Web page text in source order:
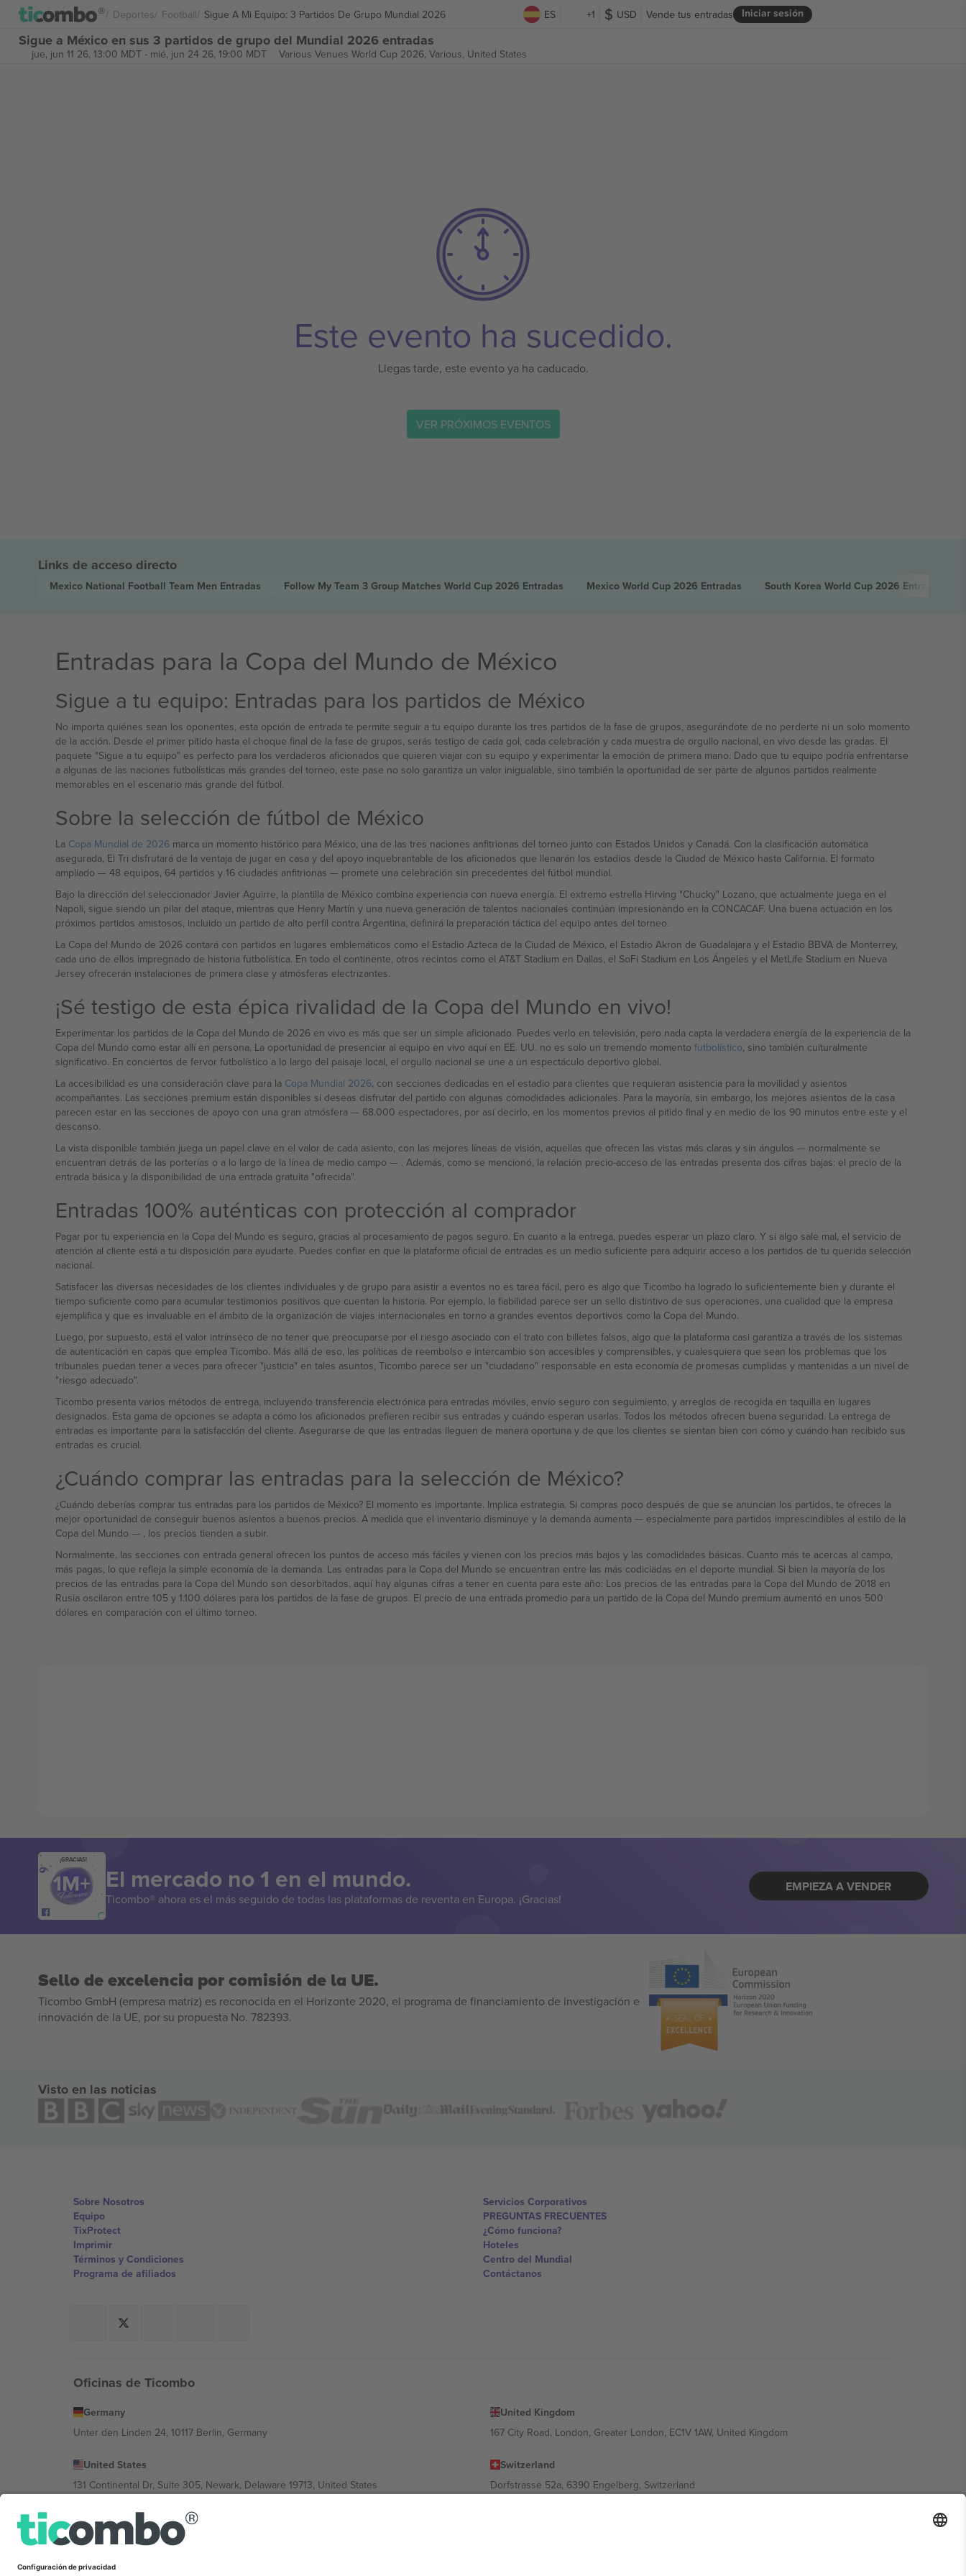
Deportes Football Sigue A Mi Equipo: 3 Partidos De Grupo Mundial 2026 ES +1 USD Iniciar sesión
Vende tus entradas
Sigue a México en sus 3 partidos de grupo del Mundial 2026 entradas
jue, jun 11 26, 13:00 MDT- mié, jun 24 26, 19:00 MDT Various Venues World Cup 2026, Various, United States
Este evento ha sucedido.
Llegas tarde, este evento ya ha caducado.
VER PRÓXIMOS EVENTOS
Links de acceso directo
Mexico National Football Team Men Entradas Follow My Team 3 Group Matches World Cup 2026 Entradas Mexico World Cup 2026 Entradas South Korea World Cup 2026 Entradas
Entradas para la Copa del Mundo de México
Sigue a tu equipo: Entradas para los partidos de México
No importa quiénes sean los oponentes, esta opción de entrada te permite seguir a tu equipo durante los tres partidos de la fase de grupos, asegurándote de no perderte ni un solo momento
de la acción. Desde el primer pitido hasta el choque final de la fase de grupos, serás testigo de cada gol, cada celebración y cada muestra de orgullo nacional, en vivo desde las gradas. El
paquete "Sigue a tu equipo" es perfecto para los verdaderos aficionados que quieren viajar con su equipo y experimentar la emoción de primera mano. Dado que tu equipo podría enfrentarse
a algunas de las naciones futbolísticas más grandes del torneo, este pase no solo garantiza un valor inigualable, sino también la oportunidad de ser parte de algunos partidos realmente
memorables en el escenario más grande del fútbol.
Sobre la selección de fútbol de México
La Copa Mundial de 2026marca un momento histórico para México, una de las tres naciones anfitrionas del torneo junto con Estados Unidos y Canadá. Con la clasificación automática
asegurada, El Tri disfrutará de la ventaja de jugar en casa y del apoyo inquebrantable de los aficionados que llenarán los estadios desde la Ciudad de México hasta California. El formato
ampliado — 48 equipos, 64 partidos y 16 ciudades anfitrionas — promete una celebración sin precedentes del fútbol mundial.
Bajo la dirección del seleccionador Javier Aguirre, la plantilla de México combina experiencia con nueva energía. El extremo estrella Hirving "Chucky" Lozano, que actualmente juega en el
Napoli, sigue siendo un pilar del ataque, mientras que Henry Martín y una nueva generación de talentos nacionales continúan impresionando en la CONCACAF. Una buena actuación en los
próximos partidos amistosos, incluido un partido de alto perfil contra Argentina, definirá la preparación táctica del equipo antes del torneo.
La Copa del Mundo de 2026 contará con partidos en lugares emblemáticos como el Estadio Azteca de la Ciudad de México, el Estadio Akron de Guadalajara y el Estadio BBVA de Monterrey,
cada uno de ellos impregnado de historia futbolística. En todo el continente, otros recintos como el AT&T Stadium en Dallas, el SoFi Stadium en Los Ángeles y el MetLife Stadium en Nueva
Jersey ofrecerán instalaciones de primera clase y atmósferas electrizantes.
¡Sé testigo de esta épica rivalidad de la Copa del Mundo en vivo!
Experimentar los partidos de la Copa del Mundo de 2026 en vivo es más que ser un simple aficionado. Puedes verlo en televisión, pero nada capta la verdadera energía de la experiencia de la
Copa del Mundo como estar allí en persona. La oportunidad de presenciar al equipo en vivo aquí en EE. UU. no es solo un tremendo momento futbolístico, sino también culturalmente
significativo. En conciertos de fervor futbolístico a lo largo del paisaje local, el orgullo nacional se une a un espectáculo deportivo global.
La accesibilidad es una consideración clave para la Copa Mundial 2026, con secciones dedicadas en el estadio para clientes que requieran asistencia para la movilidad y asientos
acompañantes. Las secciones premium están disponibles si deseas disfrutar del partido con algunas comodidades adicionales. Para la mayoría, sin embargo, los mejores asientos de la casa
parecen estar en las secciones de apoyo con una gran atmósfera — 68.000 espectadores, por así decirlo, en los momentos previos al pitido final y en medio de los 90 minutos entre este y el
descanso.
La vista disponible también juega un papel clave en el valor de cada asiento, con las mejores líneas de visión, aquellas que ofrecen las vistas más claras y sin ángulos — normalmente se
encuentran detrás de las porterías o a lo largo de la línea de medio campo — . Además, como se mencionó, la relación precio-acceso de las entradas presenta dos cifras bajas: el precio de la
entrada básica y la disponibilidad de una entrada gratuita "ofrecida".
Entradas 100% auténticas con protección al comprador
Pagar por tu experiencia en la Copa del Mundo es seguro, gracias al procesamiento de pagos seguro. En cuanto a la entrega, puedes esperar un plazo claro. Y si algo sale mal, el servicio de
atención al cliente está a tu disposición para ayudarte. Puedes confiar en que la plataforma oficial de entradas es un medio suficiente para adquirir acceso a los partidos de tu querida selección
nacional.
Satisfacer las diversas necesidades de los clientes individuales y de grupo para asistir a eventos no es tarea fácil, pero es algo que Ticombo ha logrado lo suficientemente bien y durante el
tiempo suficiente como para acumular testimonios positivos que cuentan la historia. Por ejemplo, la fiabilidad parece ser un sello distintivo de sus operaciones, una cualidad que la empresa
ejemplifica y que es invaluable en el ámbito de la organización de viajes internacionales en torno a grandes eventos deportivos como la Copa del Mundo.
Luego, por supuesto, está el valor intrínseco de no tener que preocuparse por el riesgo asociado con el trato con billetes falsos, algo que la plataforma casi garantiza a través de los sistemas
de autenticación en capas que emplea Ticombo. Más allá de eso, las políticas de reembolso e intercambio son accesibles y comprensibles, y cualesquiera que sean los problemas que los
tribunales puedan tener a veces para ofrecer "justicia" en tales asuntos, Ticombo parece ser un "ciudadano" responsable en esta economía de promesas cumplidas y mantenidas a un nivel de
"riesgo adecuado".
Ticombo presenta varios métodos de entrega, incluyendo transferencia electrónica para entradas móviles, envío seguro con seguimiento, y arreglos de recogida en taquilla en lugares
designados. Esta gama de opciones se adapta a cómo los aficionados prefieren recibir sus entradas y cuándo esperan usarlas. Todos los métodos ofrecen buena seguridad. La entrega de
entradas es importante para la satisfacción del cliente. Asegurarse de que las entradas lleguen de manera oportuna y de que los clientes se sientan bien con cómo y cuándo han recibido sus
entradas es crucial.
¿Cuándo comprar las entradas para la selección de México?
¿Cuándo deberías comprar tus entradas para los partidos de México? El momento es importante. Implica estrategia. Si compras poco después de que se anuncian los partidos, te ofreces la
mejor oportunidad de conseguir buenos asientos a buenos precios. A medida que el inventario disminuye y la demanda aumenta — especialmente para partidos imprescindibles al estilo de la
Copa del Mundo — , los precios tienden a subir.
Normalmente, las secciones con entrada general ofrecen los puntos de acceso más fáciles y vienen con los precios más bajos y las comodidades básicas. Cuanto más te acercas al campo,
más pagas, lo que refleja la simple economía de la demanda. Las entradas para la Copa del Mundo se encuentran entre las más codiciadas en el deporte mundial. Si bien la mayoría de los
precios de las entradas para la Copa del Mundo son desorbitados, aquí hay algunas cifras a tener en cuenta para este año: Los precios de las entradas para la Copa del Mundo de 2018 en
Rusia oscilaron entre 105 y 1.100 dólares para los partidos de la fase de grupos. El precio de una entrada promedio para un partido de la Copa del Mundo premium aumentó en unos 500
dólares en comparación con el último torneo.
¡GRACIAS!
El mercado no 1 en el mundo.
Ticombo® ahora es el más seguido de todas las plataformas de reventa en Europa. ¡Gracias!
EMPIEZA A VENDER
Sello de excelencia por comisión de la UE.
Ticombo GmbH (empresa matriz) es reconocida en el Horizonte 2020, el programa de financiamiento de investigación e
innovación de la UE, por su propuesta No. 782393.
Visto en las noticias
Sobre Nosotros
Equipo
TixProtect
Imprimir
Términos y Condiciones
Programa de afiliados
Servicios Corporativos
PREGUNTAS FRECUENTES
¿Cómo funciona?
Hoteles
Centro del Mundial
Contáctanos
Oficinas de Ticombo
Germany
Unter den Linden 24, 10117 Berlin, Germany
United Kingdom
167 City Road, London, Greater London, EC1V 1AW, United Kingdom
United States
131 Continental Dr, Suite 305, Newark, Delaware 19713, United States
Switzerland
Dorfstrasse 52a, 6390 Engelberg, Switzerland
Bulgaria
Regus Sofia City West, bul Totleben 53-55, 1606 Sofia, Bulgaria
Mexico